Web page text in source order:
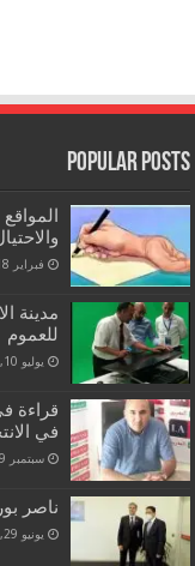
Popular Posts
فبراير 18, 2022
مدينة
للعموم
يوليو 10, 2021
في
سبتمبر 9, 2021
ناصر
يونيو 29, 2021